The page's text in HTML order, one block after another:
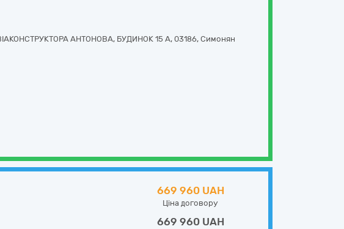
АНТОНОВА, БУДИНОК 15 А, 03186, Симонян
669 960 UAH
Ціна договору
669 960 UAH